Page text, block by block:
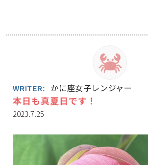
WRITER: かに座女子レンジャー
本日も真夏日です！
2023.7.25